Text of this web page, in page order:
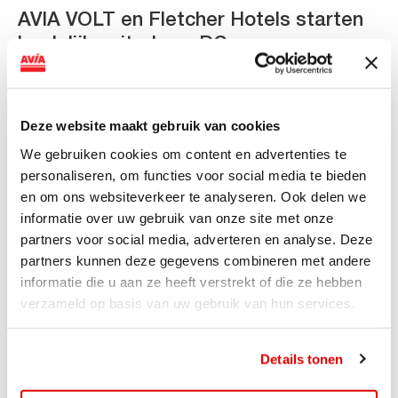
Deze website maakt gebruik van cookies
We gebruiken cookies om content en advertenties te
personaliseren, om functies voor social media te bieden
en om ons websiteverkeer te analyseren. Ook delen we
informatie over uw gebruik van onze site met onze
partners voor social media, adverteren en analyse. Deze
partners kunnen deze gegevens combineren met andere
informatie die u aan ze heeft verstrekt of die ze hebben
verzameld op basis van uw gebruik van hun services.
Details tonen
AVIA VOLT en Fletcher Hotels starten
landelijke uitrol van DC-
snellaadinfrastructuur
van DC-snellaadinfrastructuur AVIA VOLT en...
Lees verder